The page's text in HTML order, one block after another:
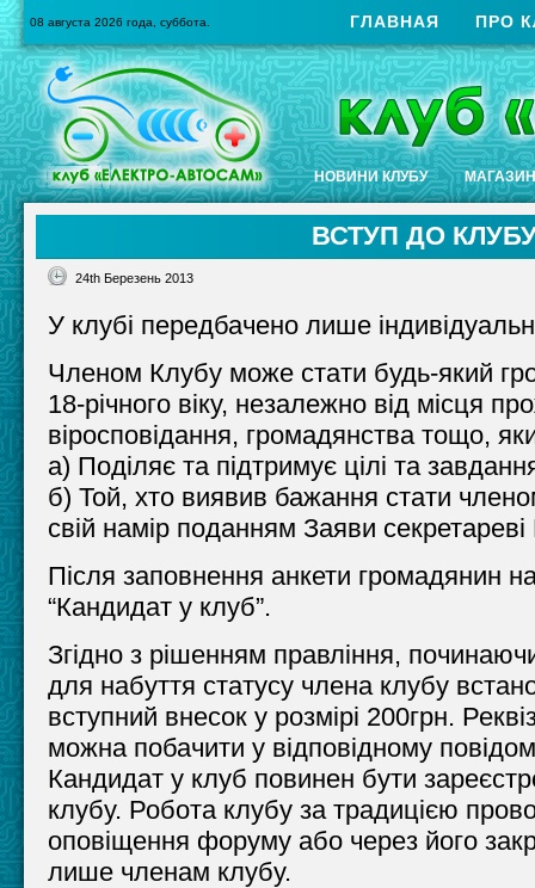
08 августа 2026 года, суббота. ГЛАВНАЯ ПРО
НОВИНИ КЛУБУ МАГАЗИН
ВСТУП ДО
24th Березень 2013
У клубі передбачено лише
Членом Клубу може стати будь-який
18-річного віку, незалежно від місця
віросповідання, громадянства тощо,
а) Поділяє та підтримує цілі та
б) Той, хто виявив бажання стати
свій намір поданням Заяви
Після заповнення анкети громадянин
“Кандидат у клуб”.
Згідно з рішенням правління,
для набуття статусу члена клубу
вступний внесок у розмірі 200грн.
можна побачити у відповідному
Кандидат у клуб повинен бути
клубу. Робота клубу за традицією
оповіщення форуму або через його
лише членам клубу.